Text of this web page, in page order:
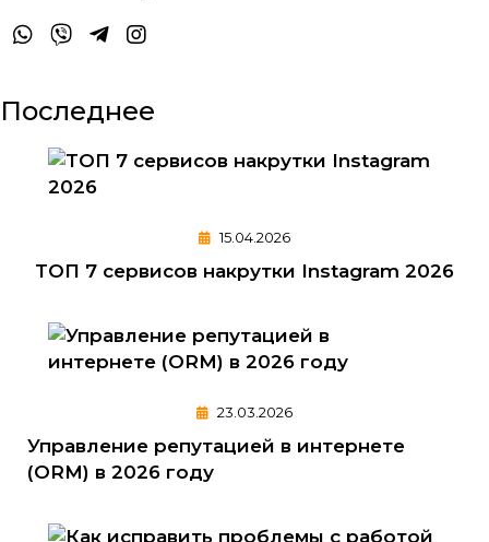
Последнее
15.04.2026
ТОП 7 сервисов накрутки Instagram 2026
23.03.2026
Управление репутацией в интернете
(ORM) в 2026 году